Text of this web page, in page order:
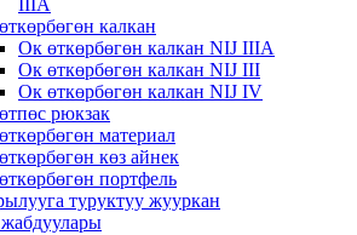
IIIA
калкан
Ок өткөрбөгөн калкан NIJ IIIA
Ок өткөрбөгөн калкан NIJ III
Ок өткөрбөгөн калкан NIJ IV
рюкзак
материал
көз айнек
портфель
туруктуу жууркан